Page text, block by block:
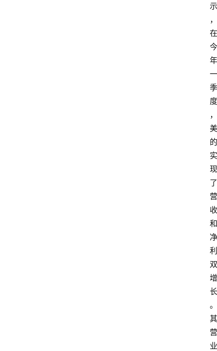
示
，
在
今
年
一
季
度
，
美
的
实
现
了
营
收
和
净
利
双
增
长
。
其
营
业